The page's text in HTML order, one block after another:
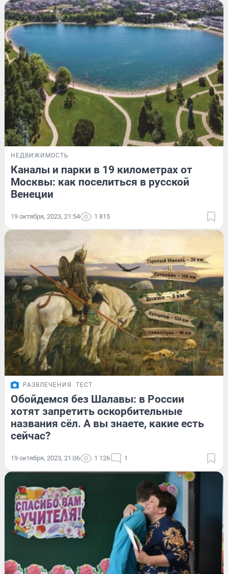
НЕДВИЖИМОСТЬ
Каналы и парки в 19 километрах от
Москвы: как поселиться в русской
Венеции
19 октября, 2023, 21:54 1 815
РАЗВЛЕЧЕНИЯ ТЕСТ
Обойдемся без Шалавы: в России
хотят запретить оскорбительные
названия сёл. А вы знаете, какие есть
сейчас?
19 октября, 2023, 21:06 1 126 1